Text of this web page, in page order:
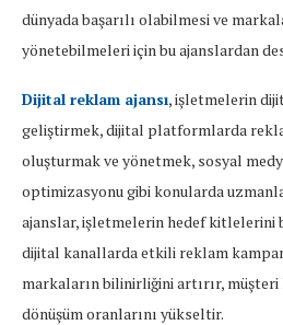
dünyada başarılı olabilmesi ve
yönetebilmeleri için bu ajanslardan
Dijital reklam ajansı, işletmelerin
geliştirmek, dijital platformlarda
oluşturmak ve yönetmek, sosyal
optimizasyonu gibi konularda
ajanslar, işletmelerin hedef kitlelerini
dijital kanallarda etkili reklam
markaların bilinirliğini artırır, müşteri
dönüşüm oranlarını yükseltir.